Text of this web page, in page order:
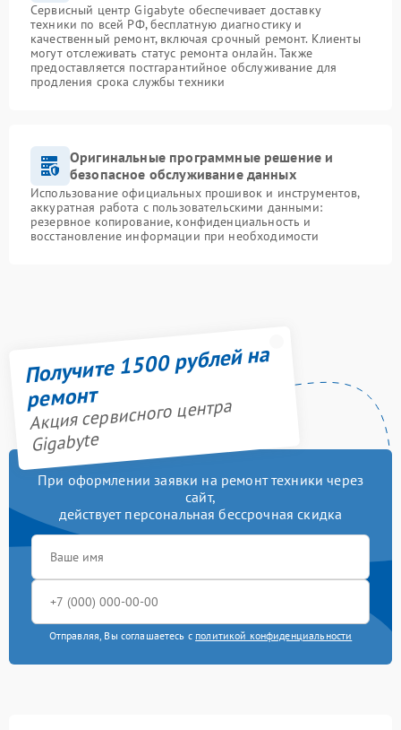
Сервисный центр Gigabyte обеспечивает доставку
техники по всей РФ, бесплатную диагностику и
качественный ремонт, включая срочный ремонт. Клиенты
могут отслеживать статус ремонта онлайн. Также
предоставляется постгарантийное обслуживание для
продления срока службы техники
Оригинальные программные решение и
безопасное обслуживание данных
Использование официальных прошивок и инструментов,
аккуратная работа с пользовательскими данными:
резервное копирование, конфиденциальность и
восстановление информации при необходимости
Получите 1500 рублей на
ремонт
Акция сервисного центра
Gigabyte
При оформлении заявки на ремонт техники через
сайт,
действует персональная бессрочная скидка
Отправляя, Вы соглашаетесь с политикой конфиденциальности